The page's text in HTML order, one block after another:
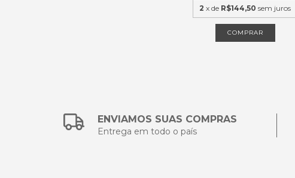
2 x de R$144,50 sem juros
COMPRAR
ENVIAMOS SUAS COMPRAS
Entrega em todo o país